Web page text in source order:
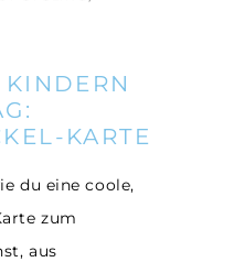
KARTE
du eine coole,
zum
aus